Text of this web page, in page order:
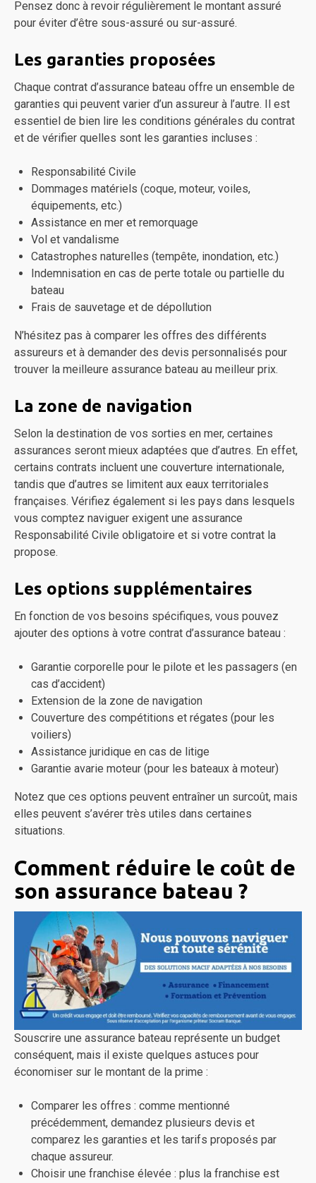
Pensez donc à revoir régulièrement le montant assuré
pour éviter d’être sous-assuré ou sur-assuré.
Les garanties proposées
Chaque contrat d’assurance bateau offre un ensemble de
garanties qui peuvent varier d’un assureur à l’autre. Il est
essentiel de bien lire les conditions générales du contrat
et de vérifier quelles sont les garanties incluses :
Responsabilité Civile
Dommages matériels (coque, moteur, voiles,
équipements, etc.)
Assistance en mer et remorquage
Vol et vandalisme
Catastrophes naturelles (tempête, inondation, etc.)
Indemnisation en cas de perte totale ou partielle du
bateau
Frais de sauvetage et de dépollution
N’hésitez pas à comparer les offres des différents
assureurs et à demander des devis personnalisés pour
trouver la meilleure assurance bateau au meilleur prix.
La zone de navigation
Selon la destination de vos sorties en mer, certaines
assurances seront mieux adaptées que d’autres. En effet,
certains contrats incluent une couverture internationale,
tandis que d’autres se limitent aux eaux territoriales
françaises. Vérifiez également si les pays dans lesquels
vous comptez naviguer exigent une assurance
Responsabilité Civile obligatoire et si votre contrat la
propose.
Les options supplémentaires
En fonction de vos besoins spécifiques, vous pouvez
ajouter des options à votre contrat d’assurance bateau :
Garantie corporelle pour le pilote et les passagers (en
cas d’accident)
Extension de la zone de navigation
Couverture des compétitions et régates (pour les
voiliers)
Assistance juridique en cas de litige
Garantie avarie moteur (pour les bateaux à moteur)
Notez que ces options peuvent entraîner un surcoût, mais
elles peuvent s’avérer très utiles dans certaines
situations.
Comment réduire le coût de
son assurance bateau ?
Souscrire une assurance bateau représente un budget
conséquent, mais il existe quelques astuces pour
économiser sur le montant de la prime :
Comparer les offres : comme mentionné
précédemment, demandez plusieurs devis et
comparez les garanties et les tarifs proposés par
chaque assureur.
Choisir une franchise élevée : plus la franchise est